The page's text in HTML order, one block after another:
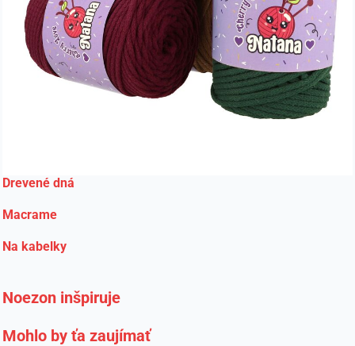
Drevené dná
Macrame
Na kabelky
Noezon inšpiruje
Mohlo by ťa zaujímať